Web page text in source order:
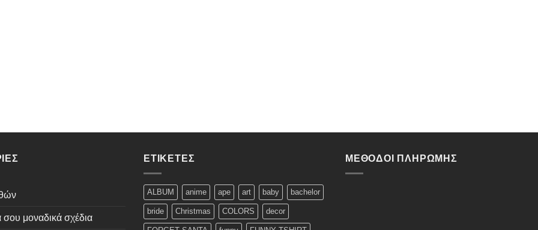
σου μοναδικά σχέδια
ΕΤΙΚΈΤΕΣ
ALBUM anime ape art baby bachelor
bride Christmas COLORS decor
ΜΈΘΟΔΟΙ ΠΛΗΡΩΜΉΣ